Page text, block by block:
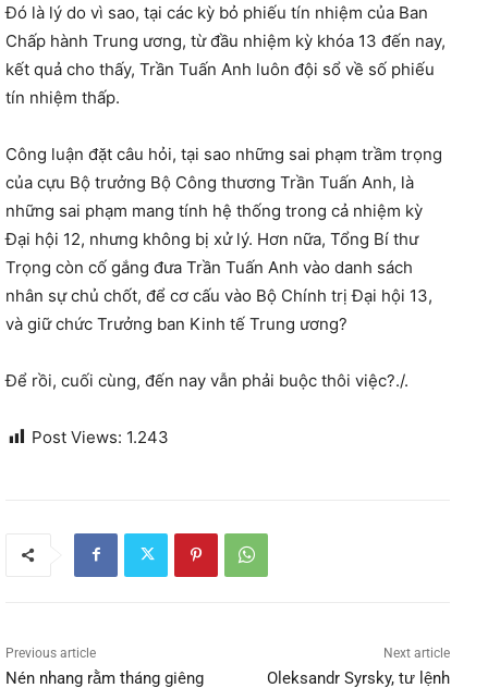
Đó là lý do vì sao, tại các kỳ bỏ phiếu tín nhiệm của Ban
Chấp hành Trung ương, từ đầu nhiệm kỳ khóa 13 đến nay,
kết quả cho thấy, Trần Tuấn Anh luôn đội sổ về số phiếu
tín nhiệm thấp.
Công luận đặt câu hỏi, tại sao những sai phạm trầm trọng
của cựu Bộ trưởng Bộ Công thương Trần Tuấn Anh, là
những sai phạm mang tính hệ thống trong cả nhiệm kỳ
Đại hội 12, nhưng không bị xử lý. Hơn nữa, Tổng Bí thư
Trọng còn cố gắng đưa Trần Tuấn Anh vào danh sách
nhân sự chủ chốt, để cơ cấu vào Bộ Chính trị Đại hội 13,
và giữ chức Trưởng ban Kinh tế Trung ương?
Để rồi, cuối cùng, đến nay vẫn phải buộc thôi việc?./.
Post Views: 1.243
Previous article
Nén nhang rằm tháng giêng
Next article
Oleksandr Syrsky, tư lệnh